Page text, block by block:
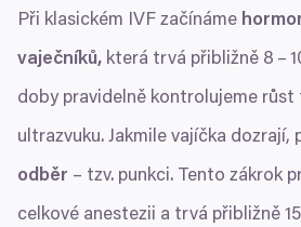
Při klasickém IVF začínáme
vaječníků, která trvá přibližně 8 –
doby pravidelně kontrolujeme růst
ultrazvuku. Jakmile vajíčka dozrají,
odběr – tzv. punkci. Tento zákrok
celkové anestezii a trvá přibližně 15